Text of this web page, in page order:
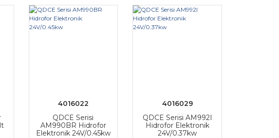
4016022
QDCE Serisi
AM990BR Hidrofor
Elektronik 24V/0.45kw
4016029
QDCE Serisi AM992I
Hidrofor Elektronik
24V/0.37kw